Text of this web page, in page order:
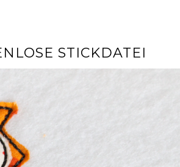
STICKDATEI